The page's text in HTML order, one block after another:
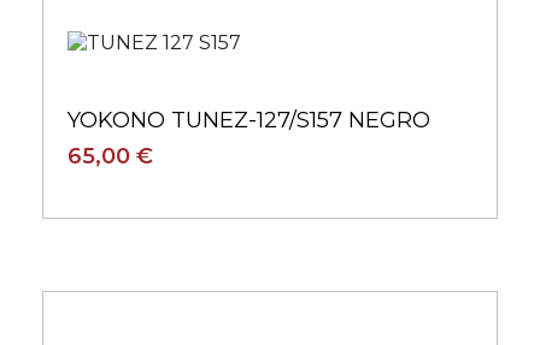
YOKONO TUNEZ-127/S157 NEGRO
65,00 €